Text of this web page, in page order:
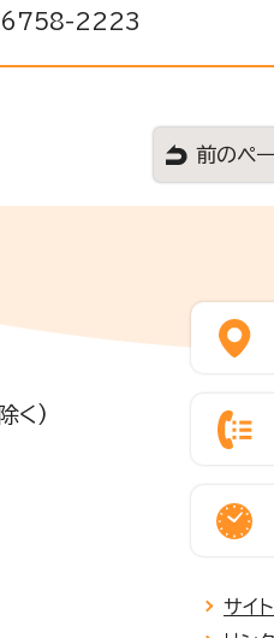
6758-2223
前のペ
く)
サイ